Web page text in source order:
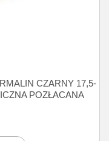
CZARNY 17,5-
POZŁACANA